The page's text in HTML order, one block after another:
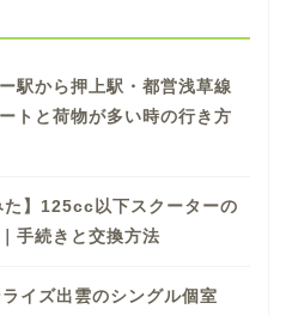
駅から押上駅・都営浅草線
トと荷物が多い時の行き方
た】125cc以下スクーターの
手続きと交換方法
イズ出雲のシングル個室